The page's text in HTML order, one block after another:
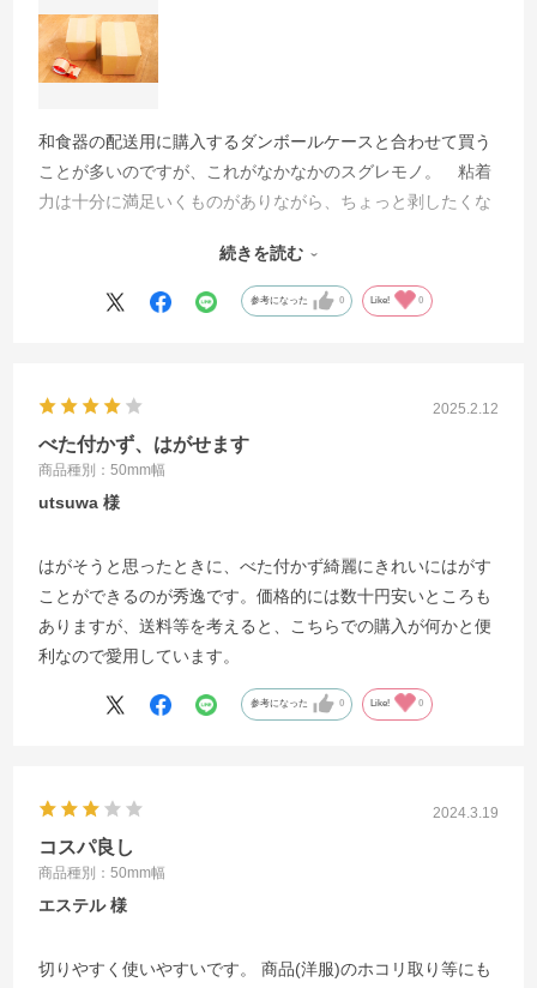
和食器の配送用に購入するダンボールケースと合わせて買う
ことが多いのですが、これがなかなかのスグレモノ。 粘着
力は十分に満足いくものがありながら、ちょっと剥したくな
ます。うっかり梱包のまちがいをしたときに、何度か救われ
ました。
続きを読む
参考になった 0 Like! 0
2025.2.12
べた付かず、はがせます
商品種別：50mm幅
utsuwa
はがそうと思ったときに、べた付かず綺麗にきれいにはがす
ことができるのが秀逸です。価格的には数十円安いところも
ありますが、送料等を考えると、こちらでの購入が何かと便
利なので愛用しています。
参考になった 0 Like! 0
2024.3.19
コスパ良し
商品種別：50mm幅
エステル
切りやすく使いやすいです。 商品(洋服)のホコリ取り等にも